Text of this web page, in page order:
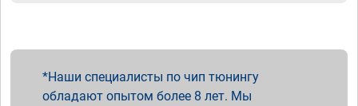
Наши специалисты по чип тюнингу
обладают опытом более 8 лет. Мы